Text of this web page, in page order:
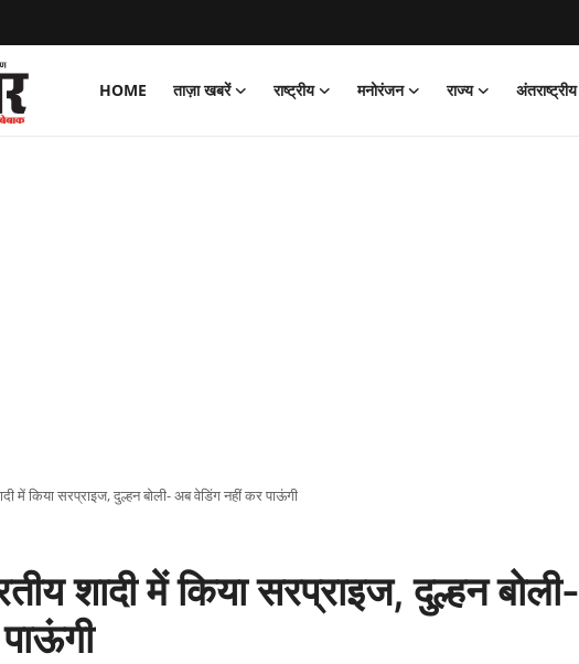
HOME ताज़ा खबरें राष्ट्रीय मनोरंजन राज्य अंतराष्ट्रीय
में किया सरप्राइज, दुल्हन बोली- अब वेडिंग नहीं कर पाऊंगी
शादी में किया सरप्राइज, दुल्हन बोली-